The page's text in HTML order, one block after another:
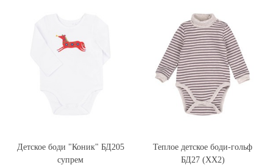
Детское боди "Коник" БД205
супрем
Теплое детское боди-гольф
БД27 (XX2)